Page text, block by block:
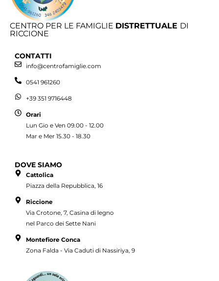
CENTRO PER LE FAMIGLIE DISTRETTUALE DI
RICCIONE
CONTATTI
info@centrofamiglie.com
0541 961260
+39 351 9716448
Orari
Lun Gio e Ven 09.00 - 12.00
Mar e Mer 15.30 - 18.30
DOVE SIAMO
Cattolica
Piazza della Repubblica, 16
Riccione
Via Crotone, 7, Casina di legno
nel Parco dei Sette Nani
Montefiore Conca
Zona Falda - Via Caduti di Nassiriya, 9